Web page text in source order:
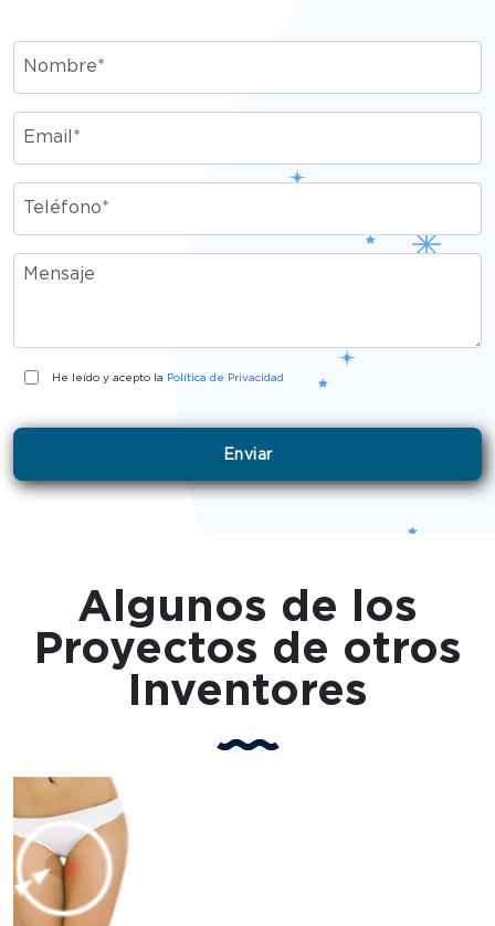
He leído y acepto la Política de Privacidad
Algunos de los
Proyectos de otros
Inventores